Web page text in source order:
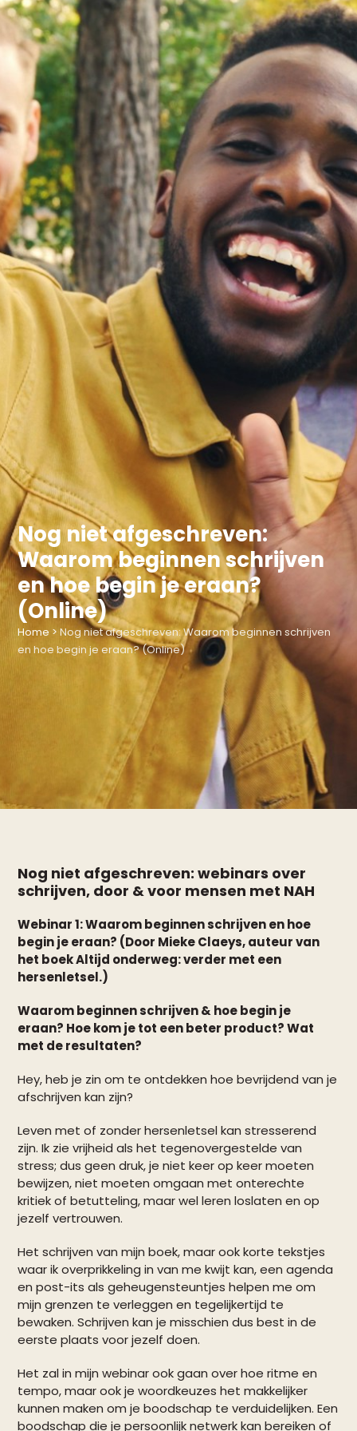
Nog niet afgeschreven:
Waarom beginnen schrijven
en hoe begin je eraan?
(Online)
Home >Nog niet afgeschreven: Waarom beginnen schrijven
en hoe begin je eraan? (Online)
Nog niet afgeschreven: webinars over
schrijven, door & voor mensen met NAH
Webinar 1: Waarom beginnen schrijven en hoe
begin je eraan? (Door Mieke Claeys, auteur van
het boek Altijd onderweg: verder met een
hersenletsel.)
Waarom beginnen schrijven & hoe begin je
eraan? Hoe kom je tot een beter product? Wat
met de resultaten?
Hey, heb je zin om te ontdekken hoe bevrijdend van je
afschrijven kan zijn?
Leven met of zonder hersenletsel kan stresserend
zijn. Ik zie vrijheid als het tegenovergestelde van
stress; dus geen druk, je niet keer op keer moeten
bewijzen, niet moeten omgaan met onterechte
kritiek of betutteling, maar wel leren loslaten en op
jezelf vertrouwen.
Het schrijven van mijn boek, maar ook korte tekstjes
waar ik overprikkeling in van me kwijt kan, een agenda
en post-its als geheugensteuntjes helpen me om
mijn grenzen te verleggen en tegelijkertijd te
bewaken. Schrijven kan je misschien dus best in de
eerste plaats voor jezelf doen.
Het zal in mijn webinar ook gaan over hoe ritme en
tempo, maar ook je woordkeuzes het makkelijker
kunnen maken om je boodschap te verduidelijken. Een
boodschap die je persoonlijk netwerk kan bereiken of